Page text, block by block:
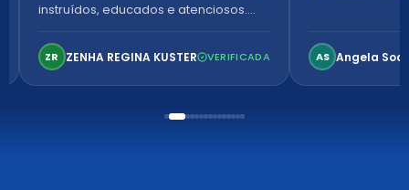
instruídos, educados e atenciosos.
confortável. Perfeito!
ZR ZENHA REGINA KUSTER VERIFICADA AS Angela